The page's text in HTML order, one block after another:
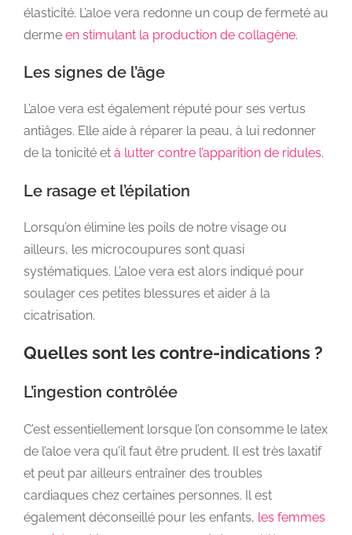
élasticité. L’aloe vera redonne un coup de fermeté au
derme en stimulant la production de collagène.
Les signes de l’âge
L’aloe vera est également réputé pour ses vertus
antiâges. Elle aide à réparer la peau, à lui redonner
de la tonicité et à lutter contre l’apparition de ridules.
Le rasage et l’épilation
Lorsqu’on élimine les poils de notre visage ou
ailleurs, les microcoupures sont quasi
systématiques. L’aloe vera est alors indiqué pour
soulager ces petites blessures et aider à la
cicatrisation.
Quelles sont les contre-indications ?
L’ingestion contrôlée
C’est essentiellement lorsque l’on consomme le latex
de l’aloe vera qu’il faut être prudent. Il est très laxatif
et peut par ailleurs entraîner des troubles
cardiaques chez certaines personnes. Il est
également déconseillé pour les enfants, les femmes